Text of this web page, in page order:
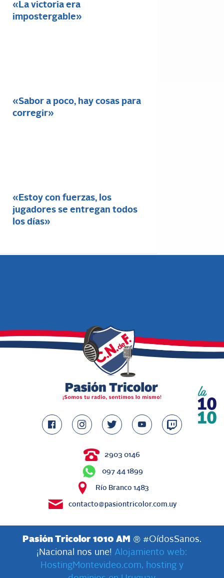
«La victoria era
impostergable»
«Sabor a poco, hay cosas para
corregir»
«Estoy con fuerzas, los
jugadores se entregan todos
los días»
2903 0146
097 44 1899
Río Branco 1483
contacto@pasiontricolor.com.uy
Pasión Tricolor 1010 AM
® #OídosSanos.
¡Nacional nos une! Alojamiento web:
HostingMontevideo.com, hosting y